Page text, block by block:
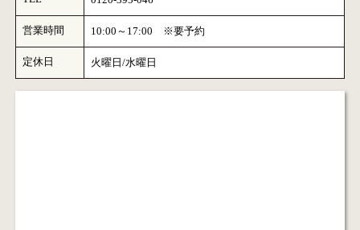
営業時間 10:00～17:00 ※要予約
定休日 火曜日/水曜日